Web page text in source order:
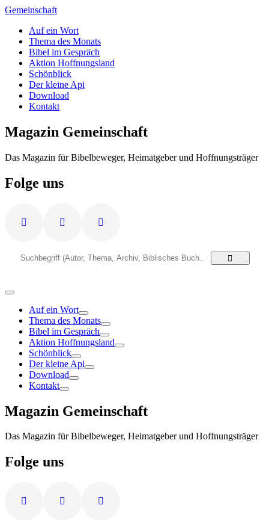
Zum
springen
Gemeinschaft
Auf ein Wort
Thema des Monats
Bibel im Gespräch
Aktion Hoffnungsland
Schönblick
Der kleine Api
Download
Kontakt
Magazin Gemeinschaft
Das Magazin für Bibelbeweger, Heimatgeber und Hoffnungsträger
Folge uns
Auf ein Wort
Thema des Monats
Bibel im Gespräch
Aktion Hoffnungsland
Schönblick
Der kleine Api
Download
Kontakt
Magazin Gemeinschaft
Das Magazin für Bibelbeweger, Heimatgeber und Hoffnungsträger
Folge uns